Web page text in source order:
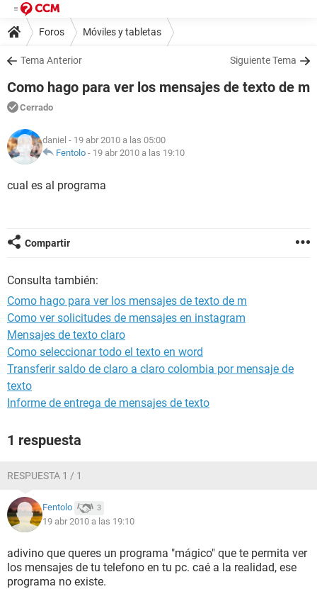
Foros Móviles y tabletas
Tema Anterior Siguiente Tema
Como hago para ver los mensajes de texto de m
Cerrado
daniel - 19 abr 2010 a las 05:00
Fentolo - 19 abr 2010 a las 19:10
cual es al programa
Compartir
Consulta también:
Como hago para ver los mensajes de texto de m
Como ver solicitudes de mensajes en instagram
Mensajes de texto claro
Como seleccionar todo el texto en word
Transferir saldo de claro a claro colombia por mensaje de
texto
Informe de entrega de mensajes de texto
1 respuesta
RESPUESTA 1 / 1
Fentolo 3
19 abr 2010 a las 19:10
adivino que queres un programa "mágico" que te permita ver
los mensajes de tu telefono en tu pc. caé a la realidad, ese
programa no existe.